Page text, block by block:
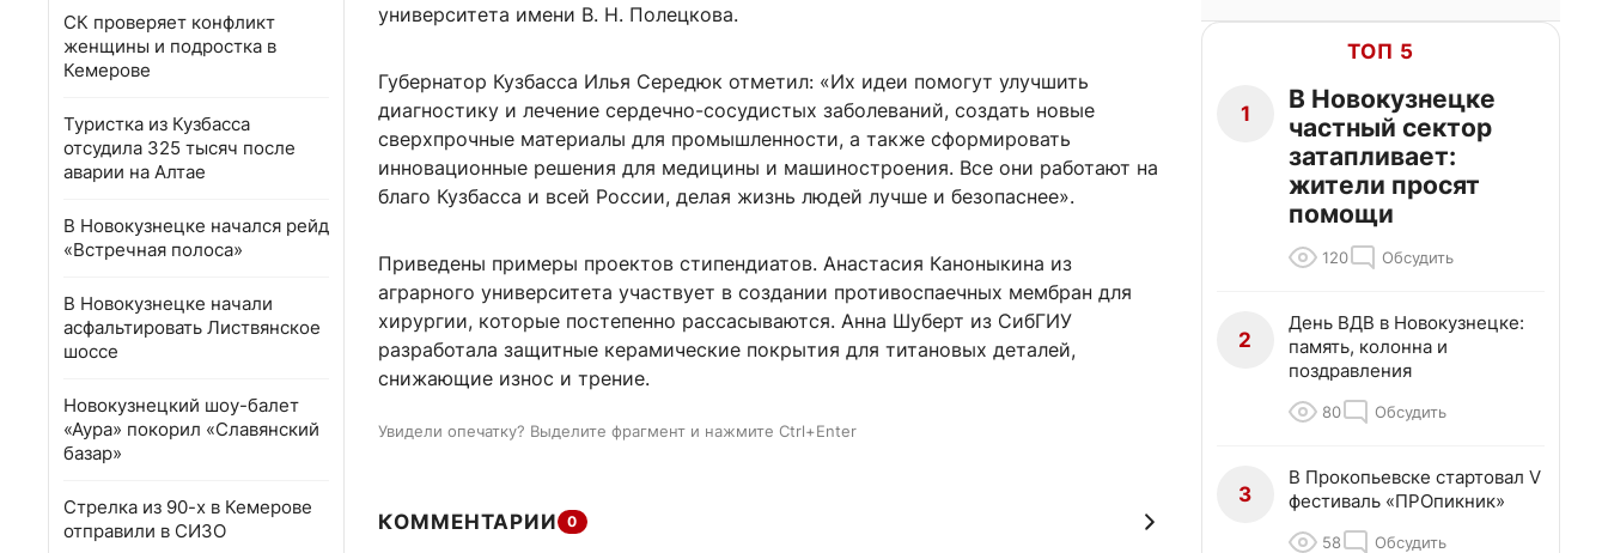
СК проверяет конфликт
женщины и подростка в
Кемерове
Туристка из Кузбасса
отсудила 325 тысяч после
аварии на Алтае
В Новокузнецке начался рейд
«Встречная полоса»
В Новокузнецке начали
асфальтировать Листвянское
шоссе
Новокузнецкий шоу-балет
«Аура» покорил «Славянский
базар»
Стрелка из 90-х в Кемерове
отправили в СИЗО
университета имени В. Н. Полецкова.
Губернатор Кузбасса Илья Середюк отметил: «Их идеи помогут улучшить
диагностику и лечение сердечно-сосудистых заболеваний, создать новые
сверхпрочные материалы для промышленности, а также сформировать
инновационные решения для медицины и машиностроения. Все они работают на
благо Кузбасса и всей России, делая жизнь людей лучше и безопаснее».
Приведены примеры проектов стипендиатов. Анастасия Каноныкина из
аграрного университета участвует в создании противоспаечных мембран для
хирургии, которые постепенно рассасываются. Анна Шуберт из СибГИУ
разработала защитные керамические покрытия для титановых деталей,
снижающие износ и трение.
Увидели опечатку? Выделите фрагмент и нажмите Ctrl+Enter
КОММЕНТАРИИ 0
ТОП 5
1
В Новокузнецке
частный сектор
затапливает:
жители просят
помощи
120 Обсудить
2
День ВДВ в Новокузнецке:
память, колонна и
поздравления
80 Обсудить
3
В Прокопьевске стартовал V
фестиваль «ПРОпикник»
58 Обсудить